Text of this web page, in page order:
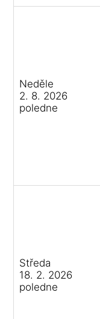
Neděle
2. 8. 2026
poledne
Středa
18. 2. 2026
poledne